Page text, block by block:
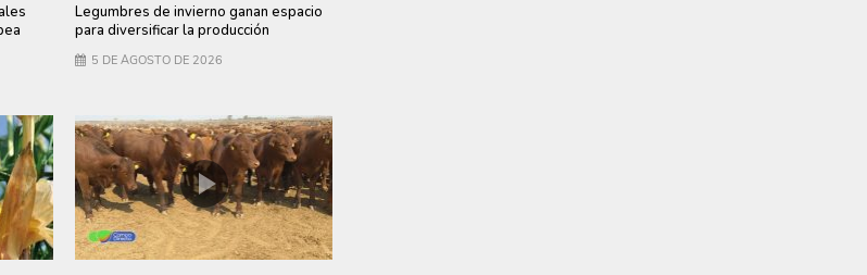
Legumbres de invierno ganan espacio
para diversificar la producción
5 DE AGOSTO DE 2026